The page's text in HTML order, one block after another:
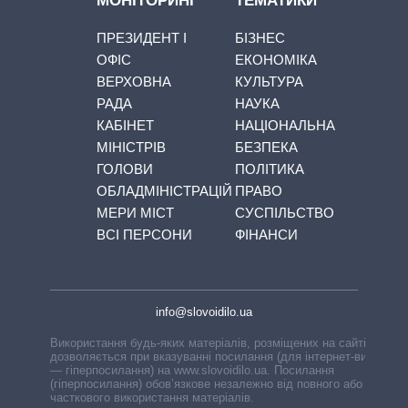
ПРЕЗИДЕНТ І
ОФІС
ВЕРХОВНА
РАДА
КАБІНЕТ
МІНІСТРІВ
ГОЛОВИ
ОБЛАДМІНІСТРАЦІЙ
МЕРИ МІСТ
ВСІ ПЕРСОНИ
БІЗНЕС
ЕКОНОМІКА
КУЛЬТУРА
НАУКА
НАЦІОНАЛЬНА
БЕЗПЕКА
ПОЛІТИКА
ПРАВО
СУСПІЛЬСТВО
ФІНАНСИ
info@slovoidilo.ua
Використання будь-яких матеріалів, розміщених на сайті,
дозволяється при вказуванні посилання (для інтернет-видань
— гіперпосилання) на www.slovoidilo.ua. Посилання
(гіперпосилання) обов’язкове незалежно від повного або
часткового використання матеріалів.